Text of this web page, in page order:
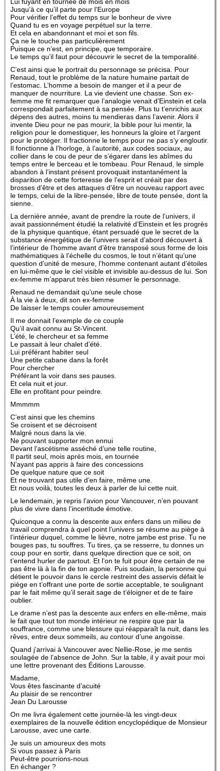
Jusqu’à ce qu’il parte pour l’Europe
Pour vérifier l’effet du temps sur le bonheur de vivre
Quand tu es en voyage perpétuel sur la terre.
Et cela en abandonnant et moi et son fils.
Ça ne le touche pas particulièrement
Puisque ce n’est, en principe, que temporaire.
Le temps qu’il faut pour découvrir le secret de la temporalité.
C’est ainsi que le portrait du personnage se précisa. Pour
Renaud, tout le problème de la nature humaine partait de
l’estomac. L’homme a besoin de manger et il a peur de
manquer de nourriture. La vie devient une chasse. Son ex-
femme me fit remarquer que l’analogie venait d’Einstein et cela
correspondait parfaitement à sa pensée. Plus tu t’enrichis aux
dépens des autres, moins tu mendieras dans l’avenir. Alors il
invente Dieu pour ne pas mourir, la bible pour lui mentir, la
religion pour le domestiquer, les honneurs la gloire et l’argent
pour le protéger. Il fractionne le temps pour ne pas s’y engloutir.
Il fonctionne à l’horloge, à l’autorité, aux codes sociaux, au
collier dans le cou de peur de s’égarer dans les abîmes du
temps entre le berceau et le tombeau. Pour Renaud, le simple
abandon à l’instant présent provoquait instantanément la
disparition de cette forteresse de l’esprit et créait par des
brosses d’être et des attaques d’être un nouveau rapport avec
le temps, celui de la libre-pensée, libre de toute pensée, dont la
sienne.
La dernière année, avant de prendre la route de l’univers, il
avait passionnément étudié la relativité d’Einstein et les progrès
de la physique quantique, étant persuadé que le secret de la
substance énergétique de l’univers serait d’abord découvert à
l’intérieur de l’homme avant d’être transposé sous forme de lois
mathématiques à l’échelle du cosmos, le tout n’étant qu’une
question d’unité de mesure, l’homme contenant autant d’étoiles
en lui-même que le ciel visible et invisible au-dessus de lui. Son
ex-femme m’apparut très bien résumer le personnage.
Renaud ne demandait qu’une seule chose
À la vie à deux, dit son ex-femme
De laisser le temps couler amoureusement
Il me donnait l’exemple de ce couple
Qu’il avait connu au St-Vincent.
L’été, le chercheur et sa femme
Le passait à leur chalet d’été.
Lui préférant habiter seul
Une petite cabane dans la forêt
Pour chercher
Préférant la voir dans ses pauses.
Et cela nuit et jour.
Elle en profitant pour peindre.
Mmmmm
C’est ainsi que les chemins
Se croisent et se décroisent
Malgré nous dans la vie.
Ne pouvant supporter mon ennui
Devant l’ascétisme asséché d’une telle routine,
Il partit seul, mois après mois, en tournée
N’ayant pas appris à faire des concessions
De quelque nature que ce soit
Et ne trouvant pas utile d’en faire, même une.
Et nous voilà, toutes les deux à parler de lui cette nuit.
Le lendemain, je repris l’avion pour Vancouver, n’en pouvant
plus de vivre dans l’incertitude émotive.
Quiconque a connu la descente aux enfers dans un milieu de
travail comprendra à quel point l’univers se résume au piège à
l’intérieur duquel, comme le lièvre, notre jambe est prise. Tu ne
bouges pas, tu souffres. Tu tires, ça se resserre, tu donnes un
coup pour en sortir, dans quelque direction que ce soit, on
t’entend hurler de partout. Et l’on te fuit pour être certain de ne
pas être là à la fin de ton agonie. Puis soudain, la personne qui
détient le pouvoir dans le cercle restreint des asservis défait le
piège en t’offrant une porte de sortie acceptable, te soulignant
par le fait même qu’il serait sage de t’éloigner et de te faire
oublier.
Le drame n’est pas la descente aux enfers en elle-même, mais
le fait que tout ton monde intérieur ne respire que par la
souffrance, comme une blessure qui réapparaît la nuit, dans les
rêves, entre deux sommeils, au contour d’une angoisse.
Quand j’arrivai à Vancouver avec Nellie-Rose, je me sentis
soulagée de l’absence de John. Sur la table, il y avait pour moi
une lettre provenant des Éditions Larousse.
Madame,
Vous êtes fascinante d’acuité
Au plaisir de se rencontrer
Jean Du Larousse
On me livra également cette journée-là les vingt-deux
exemplaires de la nouvelle édition encyclopédique de Monsieur
Larousse, avec une carte.
Je suis un amoureux des mots
Si vous passez à Paris
Peut-être pourrions-nous
En échanger ?